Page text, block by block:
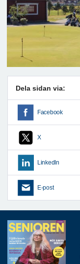
Dela sidan via:
Facebook
X
LinkedIn
E-post